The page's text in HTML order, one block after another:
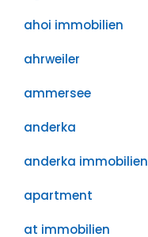
ahoi immobilien
ahrweiler
ammersee
anderka
anderka immobilien
apartment
at immobilien